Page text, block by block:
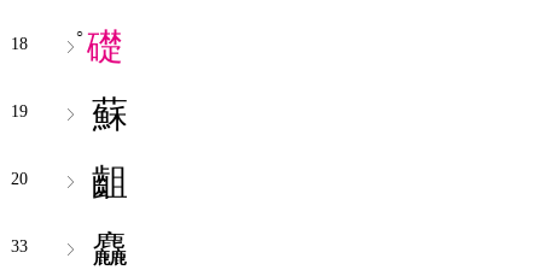
18
○ 礎
19 蘇
20 齟
33 麤